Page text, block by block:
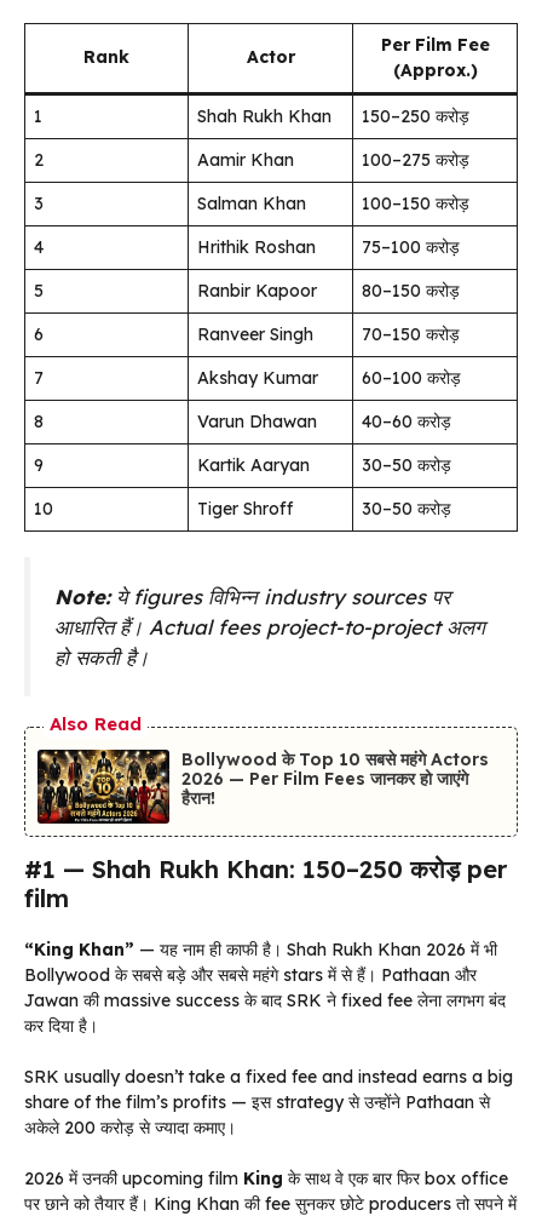
Rank Actor
Per Film Fee
(Approx.)
1 Shah Rukh Khan
₹150–250 करोड़
2
Aamir Khan
₹100–275 करोड़
3
Salman Khan
₹100–150 करोड़
4
Hrithik Roshan
₹75–100 करोड़
5
Ranbir Kapoor
₹80–150 करोड़
6
Ranveer Singh
₹70–150 करोड़
7
Akshay Kumar
₹60–100 करोड़
8
Varun Dhawan
₹40–60 करोड़
9
Kartik Aaryan
₹30–50 करोड़
10
Tiger Shroff ₹30–50 करोड़
Note:ये figures विभिन्न industry sources पर
आधारित हैं। Actual fees project-to-project अलग
हो सकती है।
Also Read
Bollywood के Top 10 सबसे महंगे Actors
2026 — Per Film Fees जानकर हो जाएंगे
हैरान!
#1 — Shah Rukh Khan: ₹150–250 करोड़ per
film
“King Khan” — यह नाम ही काफी है। Shah Rukh Khan 2026 में भी
Bollywood के सबसे बड़े और सबसे महंगे stars में से हैं। Pathaan और
Jawan की massive success के बाद SRK ने fixed fee लेना लगभग बंद
कर दिया है।
SRK usually doesn’t take a fixed fee and instead earns a big
share of the film’s profits — इस strategy से उन्होंने Pathaan से
अकेले ₹200 करोड़ से ज्यादा कमाए।
2026 में उनकी upcoming film King के साथ वे एक बार फिर box office
पर छाने को तैयार हैं। King Khan की fee सुनकर छोटे producers तो सपने में